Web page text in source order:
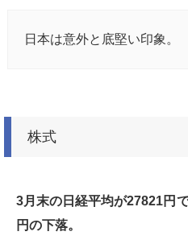
日本は意外と底堅い印象。
株式
3月末の日経平均が27821円
円の下落。